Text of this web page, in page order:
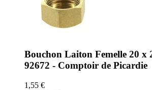
Bouchon Laiton Femelle 20 x
92672 - Comptoir de Picardie
1,55 €